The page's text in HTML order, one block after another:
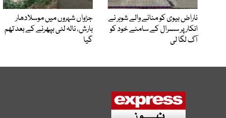
ناراض بیوی کو منانے والے شوہر نے
انکار پر سسرال کے سامنے خود کو
آگ لگا لی
جڑواں شہروں میں موسلادھار
بارش، نالہ لئی بپھرنے کے بعد تھم
گیا